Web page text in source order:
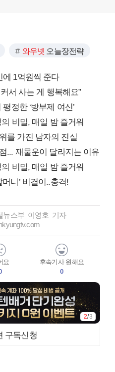
와우넷 오늘장전략
에 1억원씩 준다
서 사는 게 행복해요”
정한 ‘방부제 여신’
비밀, 매일 밤 즐거워
를 가진 남자의 진실
... 재물운이 달라지는 이유
비밀, 매일 밤 즐거워
니’ 비결이..충격!
뉴스부 이영호 기자
요
후속기사 원해요
0
2/3
구독신청